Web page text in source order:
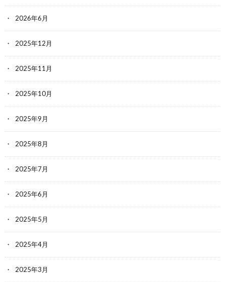
2026年6月
2025年12月
2025年11月
2025年10月
2025年9月
2025年8月
2025年7月
2025年6月
2025年5月
2025年4月
2025年3月